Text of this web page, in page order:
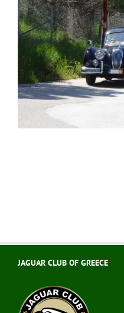
JAGUAR CLUB OF GREECE